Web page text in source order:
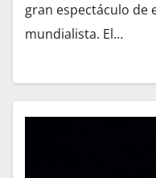
gran espectáculo de
mundialista. El…